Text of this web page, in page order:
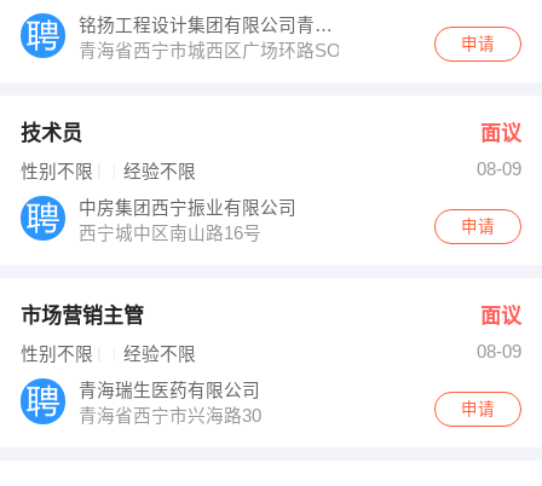
铭扬工程设计集团有限公司青海分公司
青海省西宁市城西区广场环路SOHO1号楼
申请
技术员 面议
性别不限 经验不限
08-09
中房集团西宁振业有限公司
西宁城中区南山路16号
申请
市场营销主管 面议
性别不限 经验不限
08-09
青海瑞生医药有限公司
青海省西宁市兴海路30
申请